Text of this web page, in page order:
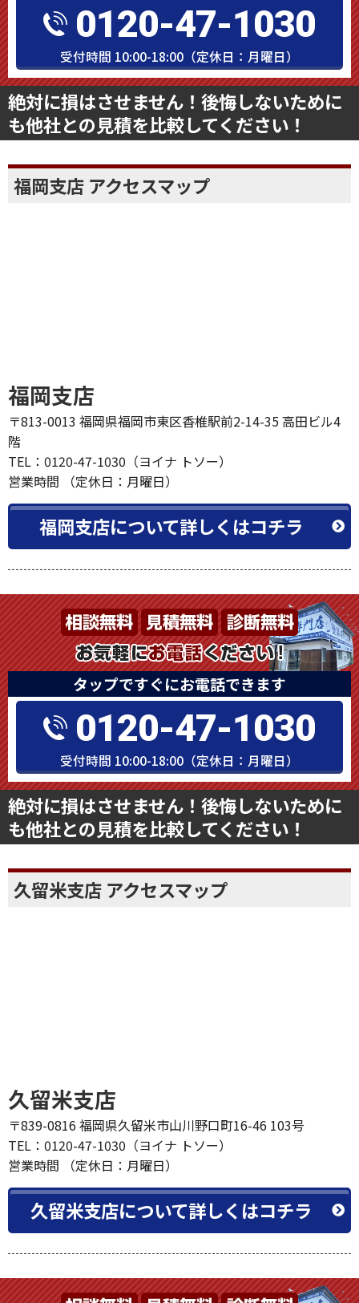
0120-47-1030
受付時間 10:00-18:00（定休日：月曜日）
絶対に損はさせません！後悔しないために
も他社との見積を比較してください！
福岡支店 アクセスマップ
福岡支店
〒813-0013 福岡県福岡市東区香椎駅前2-14-35 高田ビル4
階
TEL：0120-47-1030（ヨイナ トソー）
営業時間 （定休日：月曜日）
福岡支店について詳しくはコチラ
タップですぐにお電話できます
0120-47-1030
受付時間 10:00-18:00（定休日：月曜日）
絶対に損はさせません！後悔しないために
も他社との見積を比較してください！
久留米支店 アクセスマップ
久留米支店
〒839-0816 福岡県久留米市山川野口町16-46 103号
TEL：0120-47-1030（ヨイナ トソー）
営業時間 （定休日：月曜日）
久留米支店について詳しくはコチラ